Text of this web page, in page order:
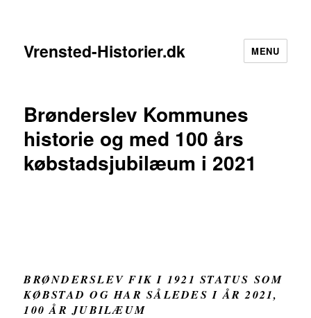
Vrensted-Historier.dk MENU
Brønderslev Kommunes
historie og med 100 års
købstadsjubilæum i 2021
BRØNDERSLEV FIK I 1921 STATUS SOM
KØBSTAD OG HAR SÅLEDES I ÅR 2021,
100 ÅR JUBILÆUM